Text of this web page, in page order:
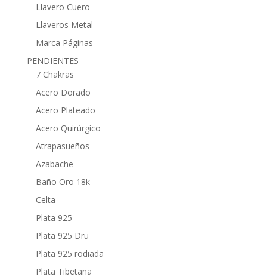
Llavero Cuero
Llaveros Metal
Marca Páginas
PENDIENTES
7 Chakras
Acero Dorado
Acero Plateado
Acero Quirúrgico
Atrapasueños
Azabache
Baño Oro 18k
Celta
Plata 925
Plata 925 Dru
Plata 925 rodiada
Plata Tibetana